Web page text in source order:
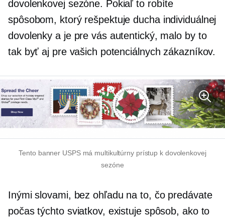
dovolenkovej sezóne. Pokiaľ to robíte
spôsobom, ktorý rešpektuje ducha individuálnej
dovolenky a je pre vás autentický, malo by to
tak byť aj pre vašich potenciálnych zákazníkov.
Tento banner USPS má multikultúrny prístup k dovolenkovej
sezóne
Inými slovami, bez ohľadu na to, čo predávate
počas týchto sviatkov, existuje spôsob, ako to